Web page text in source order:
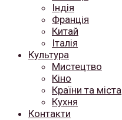
Індія
Франція
Китай
Італія
Культура
Мистецтво
Кіно
Країни та міста
Кухня
Контакти